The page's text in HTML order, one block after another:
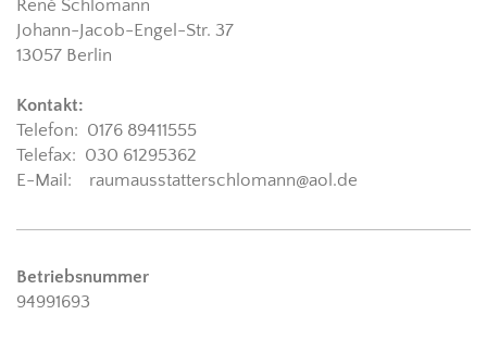
René Schlomann
Johann-Jacob-Engel-Str. 37
13057 Berlin
Kontakt:
Telefon: 0176 89411555
Telefax: 030 61295362
E-Mail: raumausstatterschlomann@aol.de
Betriebsnummer
94991693